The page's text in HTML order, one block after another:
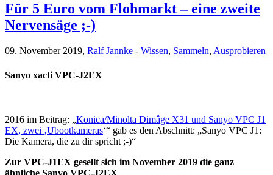
Für 5 Euro vom Flohmarkt – eine zweite
Nervensäge ;-)
09. November 2019, Ralf Jannke - Wissen, Sammeln, Ausprobieren
Sanyo xacti VPC-J2EX
2016 im Beitrag: „Konica/Minolta Dimâge X31 und Sanyo VPC J1
EX, zwei ‚Ubootkameras‘“ gab es den Abschnitt: „Sanyo VPC J1:
Die Kamera, die zu dir spricht ;-)“
Zur VPC-J1EX gesellt sich im November 2019 die ganz
ähnliche Sanyo VPC-J2EX